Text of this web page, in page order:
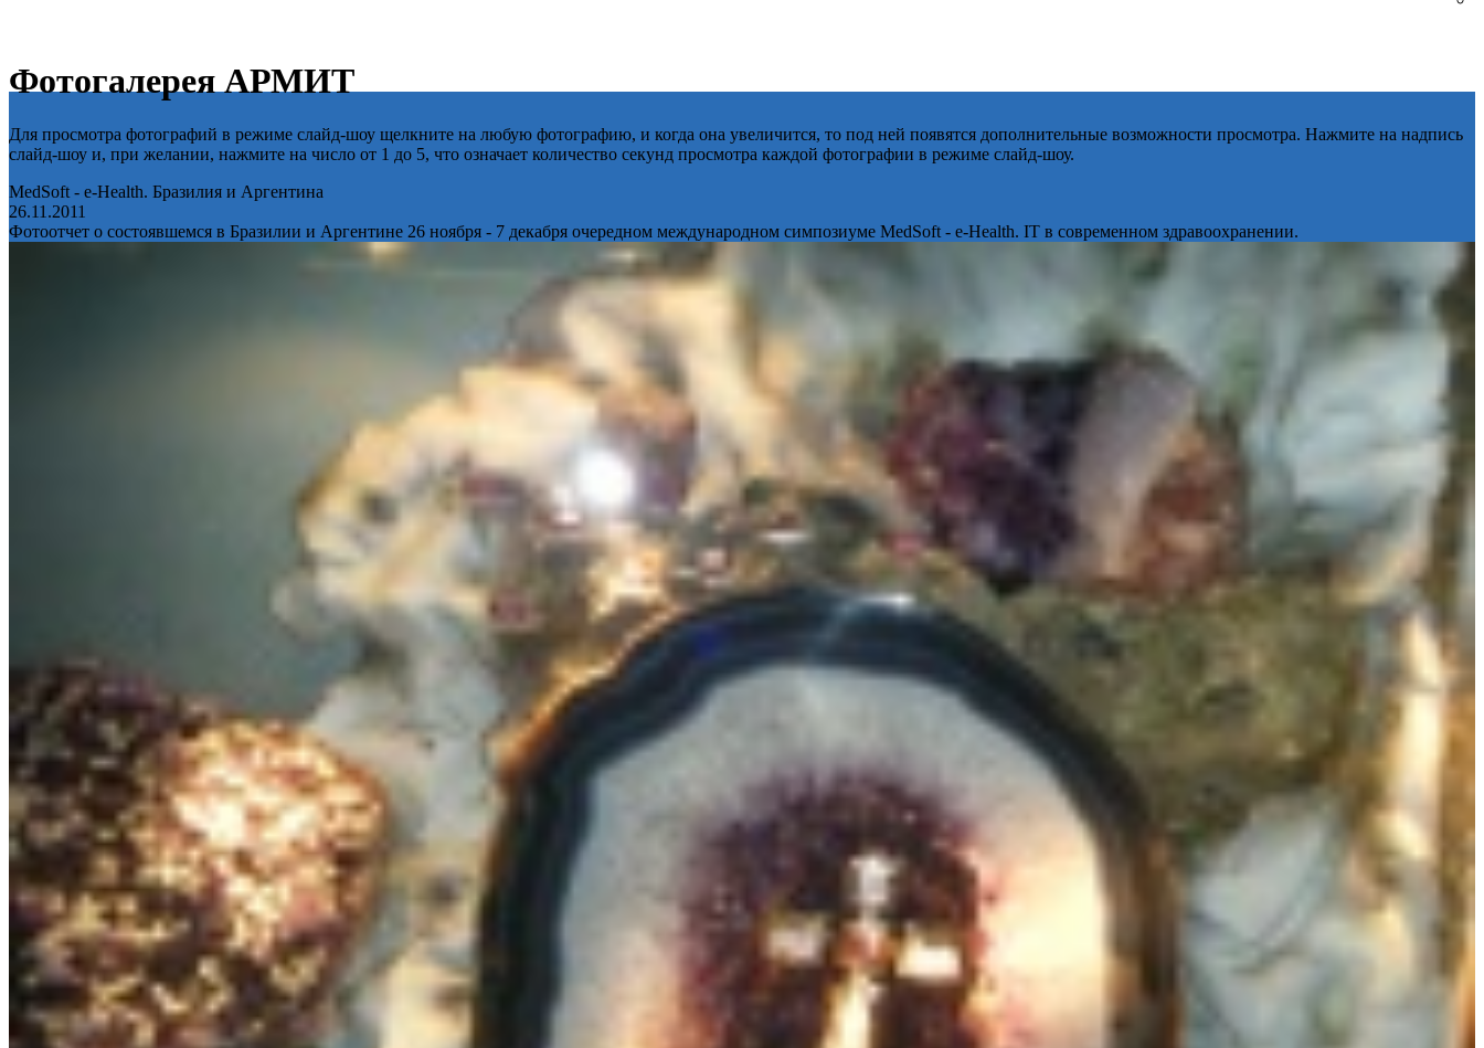
Фотогалерея АРМИТ
Для просмотра фотографий в режиме слайд-шоу щелкните на любую фотографию, и когда она увеличится, то под ней появятся дополнительные возможности просмотра. Нажмите на надпись
слайд-шоу и, при желании, нажмите на число от 1 до 5, что означает количество секунд просмотра каждой фотографии в режиме слайд-шоу.
MedSoft - e-Health. Бразилия и Аргентина
26.11.2011
Фотоотчет о состоявшемся в Бразилии и Аргентине 26 ноября - 7 декабря очередном международном симпозиуме MedSoft - e-Health. IT в современном здравоохранении.